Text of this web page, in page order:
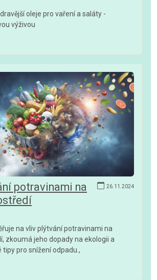
oleje pro vaření a saláty -
výživou
26.11.2024
potravinami na
na vliv plýtvání potravinami na
zkoumá jeho dopady na ekologii a
pro snížení odpadu.,